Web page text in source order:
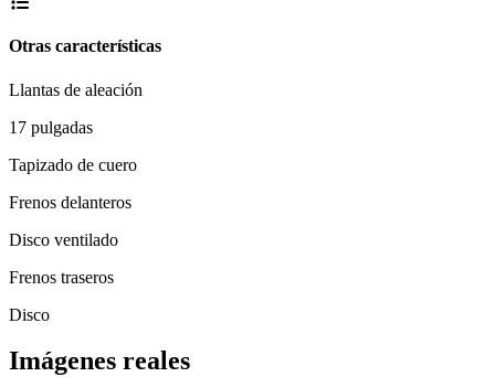
Otras características
Llantas de aleación
17 pulgadas
Tapizado de cuero
Frenos delanteros
Disco ventilado
Frenos traseros
Disco
Imágenes reales